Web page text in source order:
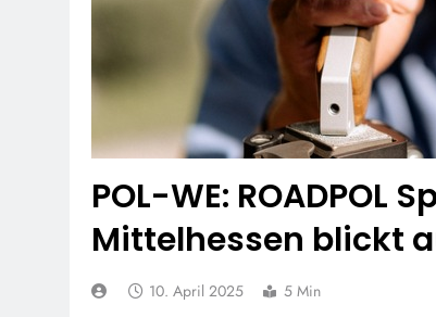
6.
POL-
6.
POL-WE: ROADPOL
Mittelhessen blickt
10. April 2025 5 Min